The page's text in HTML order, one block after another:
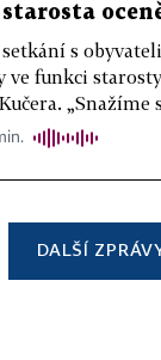
s
ve funkci
„Snažíme
DALŠÍ